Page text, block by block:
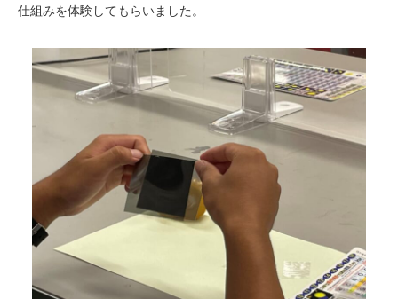
仕組みを体験してもらいました。